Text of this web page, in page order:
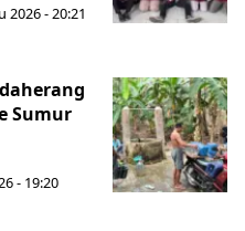
2026 - 20:21
Sumur
- 19:20